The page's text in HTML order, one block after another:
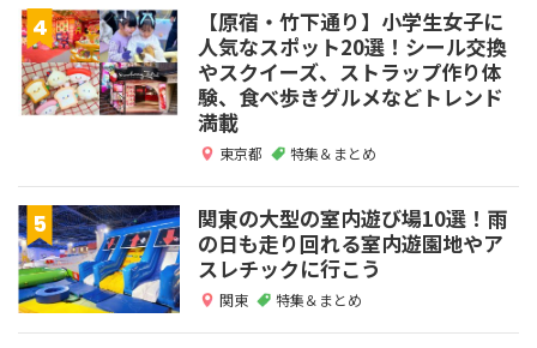
【原宿・竹下通り】小学生女子に
人気なスポット20選！シール交換
やスクイーズ、ストラップ作り体
験、食べ歩きグルメなどトレンド
満載
東京都 特集＆まとめ
関東の大型の室内遊び場10選！雨
の日も走り回れる室内遊園地やア
スレチックに行こう
関東 特集＆まとめ